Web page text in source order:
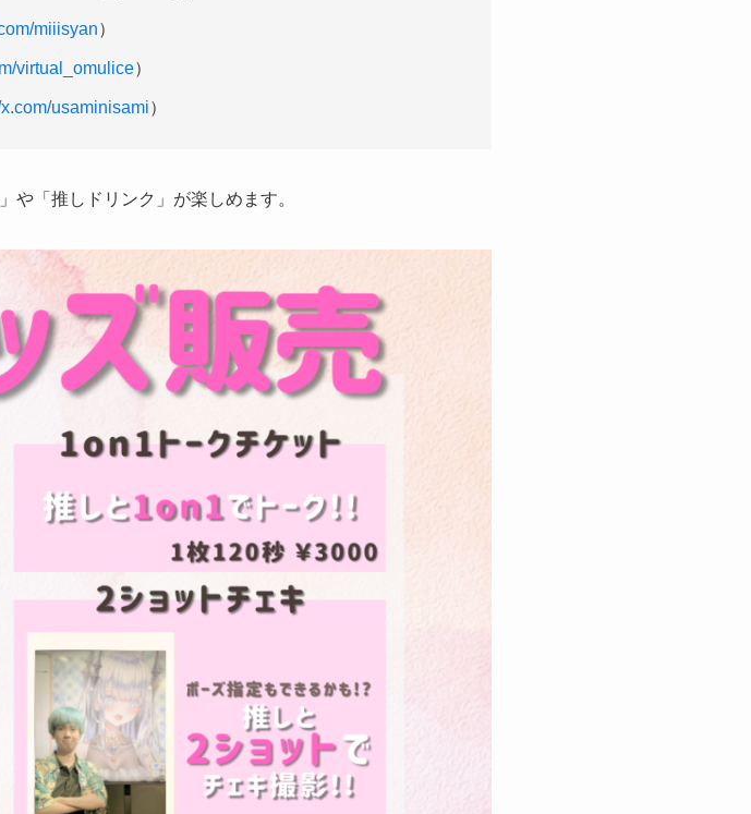
miiisyan）
virtual_omulice）
x.com/usaminisami）
や「推しドリンク」が楽しめます。